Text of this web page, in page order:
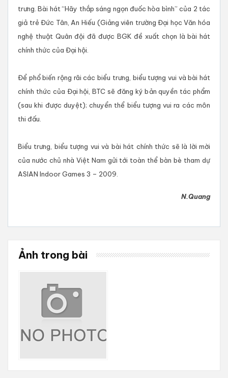
trưng. Bài hát “Hãy thắp sáng ngọn đuốc hòa bình” của 2 tác
giả trẻ Đức Tân, An Hiếu (Giảng viên trường Đại học Văn hóa
nghệ thuật Quân đội đã được BGK đề xuất chọn là bài hát
chính thức của Đại hội.
Để phổ biến rộng rãi các biểu trưng, biểu tượng vui và bài hát
chính thức của Đại hội, BTC sẽ đăng ký bản quyền tác phẩm
(sau khi được duyệt); chuyển thể biểu tượng vui ra các môn
thi đấu.
Biểu trưng, biểu tượng vui và bài hát chính thức sẽ là lời mời
của nước chủ nhà Việt Nam gửi tới toàn thể bàn bè tham dự
ASIAN Indoor Games 3 – 2009.
N.Quang
Ảnh trong bài